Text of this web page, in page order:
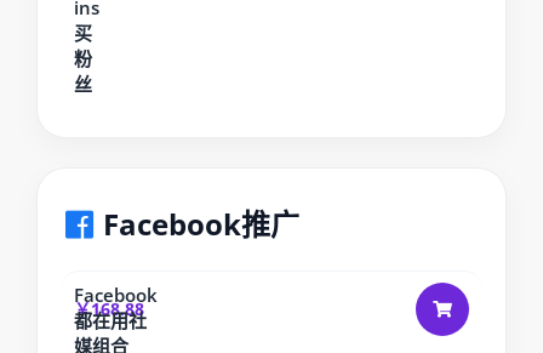
ins
买
粉
丝
Facebook推广
Facebook
都在用社
媒组合
￥168.88